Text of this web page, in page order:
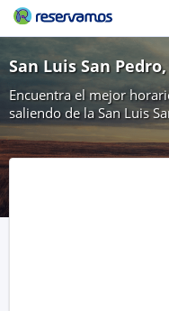
San Luis San
Encuentra el mejor
saliendo de la San Luis